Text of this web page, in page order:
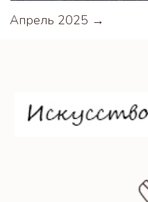
Апрель 2025 →